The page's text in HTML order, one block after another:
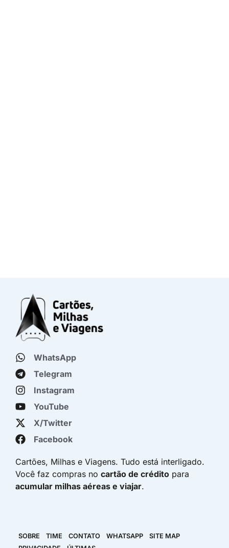
WhatsApp
Telegram
Instagram
YouTube
X/Twitter
Facebook
Cartões, Milhas e Viagens. Tudo está interligado.
Você faz compras no cartão de crédito para
acumular milhas aéreas e viajar.
SOBRE TIME CONTATO WHATSAPP
SITE MAP